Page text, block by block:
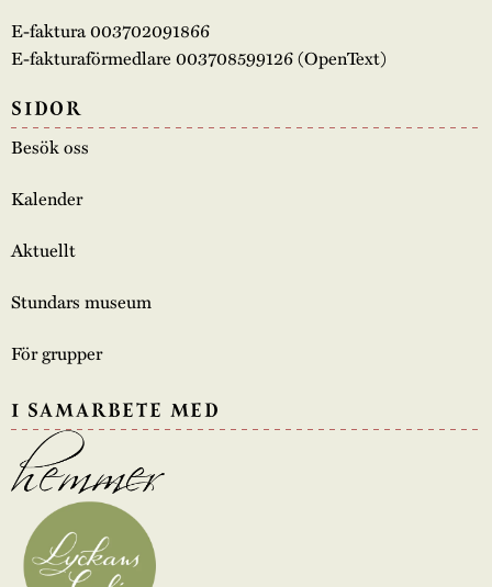
E-faktura 003702091866
E-fakturaförmedlare 003708599126 (OpenText)
SIDOR
Besök oss
Kalender
Aktuellt
Stundars museum
För grupper
I SAMARBETE MED